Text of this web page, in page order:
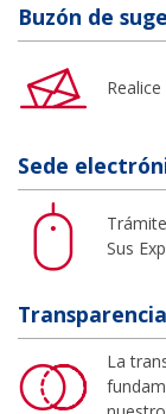
Buzón de
Sede
Sus
Transparencia
La